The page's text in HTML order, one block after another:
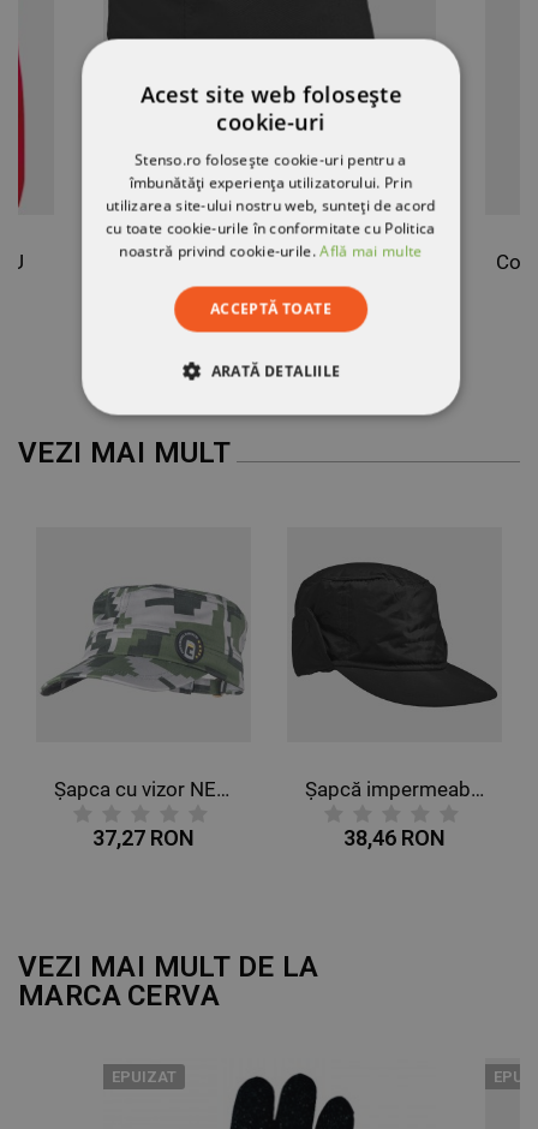
Șapcă de baseball ROCKY BLACK
7,69 RON
VEZI MAI MULT
Șapca cu vizor NEURUM VERDE ÎNCHIS
37,27 RON
Șapcă impermeabilă pentru iarnă NORTH NEGRU
38,46 RON
VEZI MAI MULT DE LA
MARCA CERVA
EPUIZAT
Acest site web folosește
cookie-uri
Stenso.ro folosește cookie-uri pentru a
îmbunătăți experiența utilizatorului. Prin
utilizarea site-ului nostru web, sunteți de acord
cu toate cookie-urile în conformitate cu Politica
noastră privind cookie-urile.Află mai multe
ACCEPTĂ TOATE
ARATĂ DETALIILE
STRICT NECESARE
DE FUNCŢIONALITATE
NECLASIFICATE